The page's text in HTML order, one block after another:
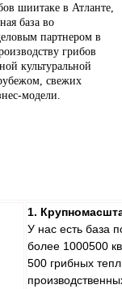
шиитаке в Атланте,
база во
партнером в
грибов
культуральной
свежих
модели.
1.
У нас есть база
более 1000500
500 грибных